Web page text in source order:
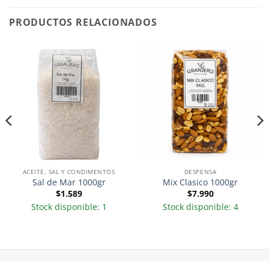
PRODUCTOS RELACIONADOS
ACEITE, SAL Y CONDIMENTOS
Sal de Mar 1000gr
$1.589
Stock disponible: 1
DESPENSA
Mix Clasico 1000gr
$7.990
Stock disponible: 4